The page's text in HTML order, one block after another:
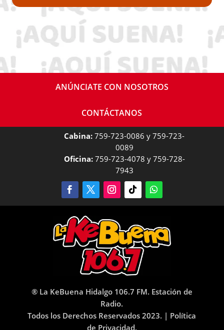
ANÚNCIATE CON NOSOTROS
CONTÁCTANOS
Cabina: 759-723-0086 y 759-723-
0089
Oficina:759-723-4078 y 759-728-
7943
® La KeBuena Hidalgo 106.7 FM. Estación de
Radio.
Todos los Derechos Reservados 2023. | Política
de Privacidad.